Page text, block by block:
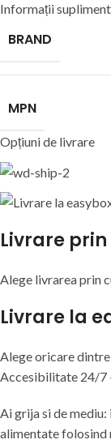
Informații
BRAND
MPN
Opțiuni de livrare
Livrare
Alege livrarea prin
Livrare la
Alege oricare
Accesibilitate 24/7
Ai grija si de
alimentate folosind